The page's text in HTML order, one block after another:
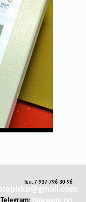
Тел. 7-937-796-30-96
Telegram: Нажмите тут